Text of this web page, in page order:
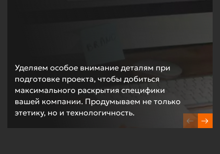
Уделяем особое внимание деталям при
подготовке проекта, чтобы добиться
максимального раскрытия специфики
вашей компании. Продумываем не только
этетику, но и технологичность.